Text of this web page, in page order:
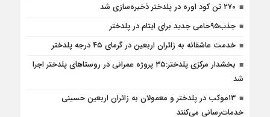
۲۷۰ تن کود اوره در پلدختر ذخیره‌سازی شد
جذب۹۵حامی جدید برای ایتام در پلدختر
خدمت عاشقانه به زائران اربعین در گرمای ۴۵ درجه پلدختر
بخشدار مرکزی پلدختر:۳۵ پروژه عمرانی در روستاهای پلدختر اجرا
شد
۱۳موکب در پلدختر و معمولان به زائران اربعین حسینی
خدمات‌رسانی می‌کنند